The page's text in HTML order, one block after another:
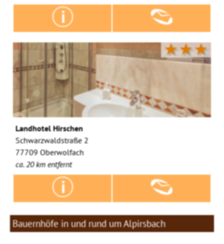
★★★
Landhotel Hirschen
Schwarzwaldstraße 2
77709 Oberwolfach
ca. 20 km entfernt
Bauernhöfe in und rund um Alpirsbach